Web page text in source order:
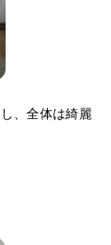
、全体は綺麗